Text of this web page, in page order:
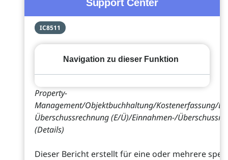
Support Center
IC8511
Navigation zu dieser Funktion
Property-
Management/Objektbuchhaltung/Kostenerfassung/
Überschussrechnung (E/Ü)/Einnahmen-/
(Details)
Dieser Bericht erstellt für eine oder mehrere